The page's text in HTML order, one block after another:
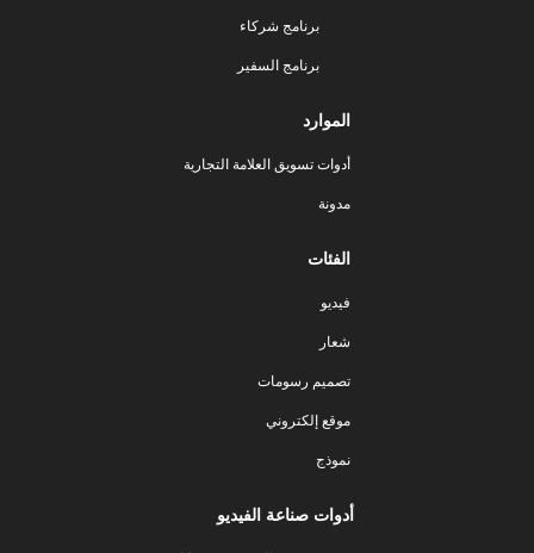
برنامج شركاء
برنامج السفير
الموارد
أدوات تسويق العلامة التجارية
مدونة
الفئات
فيديو
شعار
تصميم رسومات
موقع إلكتروني
نموذج
أدوات صناعة الفيديو